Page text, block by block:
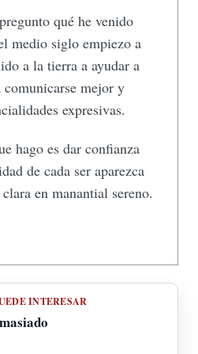
qué he venido
medio siglo empiezo a
a la tierra a ayudar a
comunicarse mejor y
expresivas.
hago es dar confianza
de cada ser aparezca
en manantial sereno.
INTERESAR